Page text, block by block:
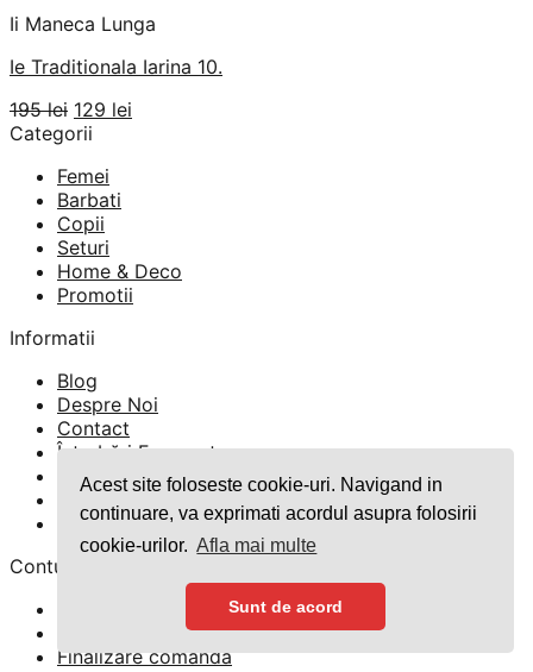
Acest site foloseste cookie-uri. Navigand in
continuare, va exprimati acordul asupra folosirii
cookie-urilor. Afla mai multe
Sunt de acord
Ii Maneca Lunga
Ie Traditionala Iarina 10.
195lei Prețul
inițial
fost:
195 lei.
129 lei
Categorii
Femei
Barbati
Copii
Seturi
Home & Deco
Promotii
Informatii
Blog
Despre Noi
Contact
Întrebări Frecvente
GDPR
TERMENI SI CONDITII
Politica Cookies
Contul meu
Parola pierduta
Finalizare comandă